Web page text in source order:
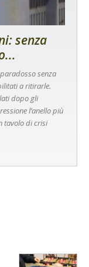
senza
senza
a ritirarle.
dopo gli
l’anello più
tavolo di crisi